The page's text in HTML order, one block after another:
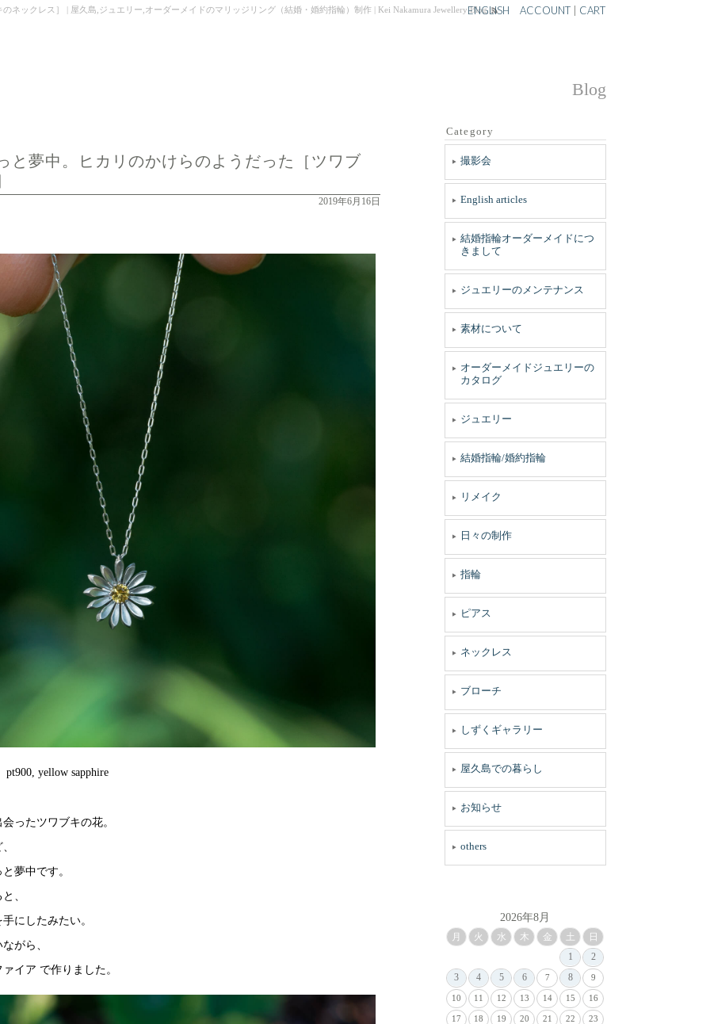
ネックレス］ | 屋久島,ジュエリー,オーダーメイドのマリッジリング（結婚・婚約指輪）制作 | Kei Nakamura Jewellery BlogENGLISH ACCOUNT CART
Blog
と夢中。ヒカリのかけらのようだった［ツワブ
2019年6月16日
yellow sapphire
ったツワブキの花。
夢中です。
、
にしたみたい。
がら、
イア で作りました。
Category
撮影会
English articles
結婚指輪オーダーメイドにつ
きまして
ジュエリーのメンテナンス
素材について
オーダーメイドジュエリーの
カタログ
ジュエリー
結婚指輪/婚約指輪
リメイク
日々の制作
指輪
ピアス
ネックレス
ブローチ
しずくギャラリー
屋久島での暮らし
お知らせ
others
2026年8月
月 火 水 木 金 土
日
1
2
3
4 5 6 7 8 9
10 11 12 13 14 15 16
17 18 19 20 21 22 23